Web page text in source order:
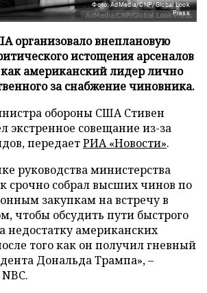
Фото: AdMedia/CNP/Global Look
Press
организовало внеплановую
истощения арсеналов
американский лидер лично
за снабжение чиновника.
обороны США Стивен
экстренное совещание из-за
передаетРИА «Новости».
руководства министерства
срочно собрал высших чинов по
закупкам на встречу в
чтобы обсудить пути быстрого
недостатку американских
того как он получил гневный
Дональда Трампа», –